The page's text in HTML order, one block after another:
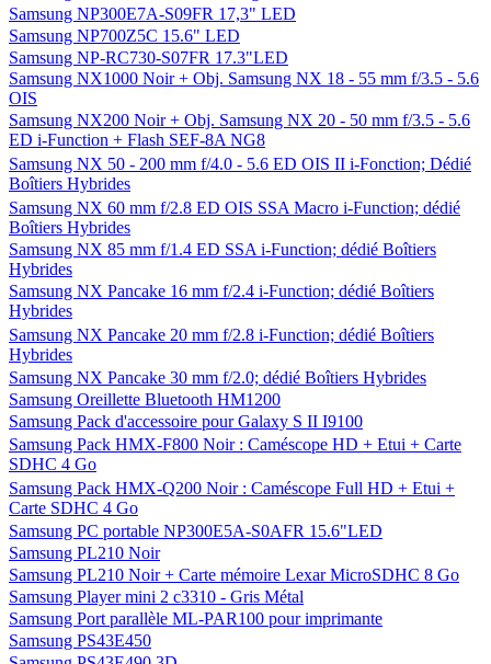
Samsung ML-2545 - Imprimante Monochrome
Samsung ML-2955DW - Imprimante Ethernet & WiFi
Samsung ML-2955ND - Imprimante Ethernet
Samsung ML-3310D - Imprimante Monochrome
Samsung ML-3710DW - Imprimante Ethernet & WiFi
Samsung MLT-D1052S
Samsung MLT-D1082S
Samsung MLT-D1092S
Samsung MM-D430D
Samsung MM-E320
Samsung MV800 Noir
Samsung MV800 Noir + Etui Zadig & Voltaire Noir
Samsung NP300E7A-S09FR 17,3" LED
Samsung NP700Z5C 15.6" LED
Samsung NP-RC730-S07FR 17.3"LED
Samsung NX1000 Noir + Obj. Samsung NX 18 - 55 mm f/3.5 - 5.6
OIS
Samsung NX200 Noir + Obj. Samsung NX 20 - 50 mm f/3.5 - 5.6
ED i-Function + Flash SEF-8A NG8
Samsung NX 50 - 200 mm f/4.0 - 5.6 ED OIS II i-Fonction; Dédié
Boîtiers Hybrides
Samsung NX 60 mm f/2.8 ED OIS SSA Macro i-Function; dédié
Boîtiers Hybrides
Samsung NX 85 mm f/1.4 ED SSA i-Function; dédié Boîtiers
Hybrides
Samsung NX Pancake 16 mm f/2.4 i-Function; dédié Boîtiers
Hybrides
Samsung NX Pancake 20 mm f/2.8 i-Function; dédié Boîtiers
Hybrides
Samsung NX Pancake 30 mm f/2.0; dédié Boîtiers Hybrides